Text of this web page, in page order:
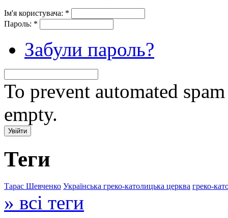
Ім'я користувача: *
Пароль: *
Забули пароль?
To prevent automated
empty.
Теги
Тарас Шевченко Українська греко-католицька церква греко-
» всі теги